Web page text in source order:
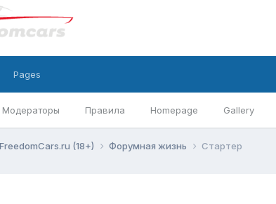
Модераторы Правила Homepage Gallery
Pages
(18+) Форумная жизнь Стартер